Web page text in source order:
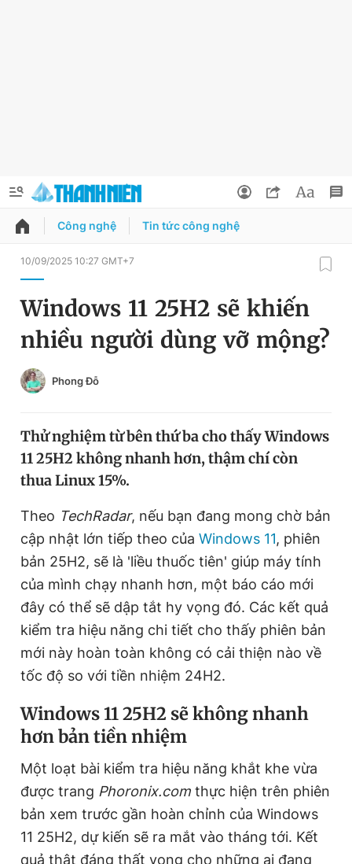
QUẢNG CÁO ĐẶT BÁO
Chuyên mục
Chuyên mục khác
Tin thị trường Tin 360
Sản phẩm khác
Tiện ích Bạn cần biết
Thông tin tòa soạn Liên hệ quảng cáo
Đọc Thanh Niên trên điện thoại
Theo dõi báo trên
Đổi mật khẩu
Tin đã lưu
Tin đã xem
Đăng xuất
Công nghệ Tin tức công nghệ
10/09/2025 10:27 GMT+7
Windows 11 25H2 sẽ khiến
nhiều người dùng vỡ mộng?
Phong Đỗ
Thử nghiệm từ bên thứ ba cho thấy Windows
11 25H2 không nhanh hơn, thậm chí còn
thua Linux 15%.
Theo TechRadar, nếu bạn đang mong chờ bản
cập nhật lớn tiếp theo của Windows 11, phiên
bản 25H2, sẽ là 'liều thuốc tiên' giúp máy tính
của mình chạy nhanh hơn, một báo cáo mới
đây có thể sẽ dập tắt hy vọng đó. Các kết quả
kiểm tra hiệu năng chi tiết cho thấy phiên bản
mới này hoàn toàn không có cải thiện nào về
tốc độ so với tiền nhiệm 24H2.
Windows 11 25H2 sẽ không nhanh
hơn bản tiền nhiệm
Một loạt bài kiểm tra hiệu năng khắt khe vừa
được trang Phoronix.com thực hiện trên phiên
bản xem trước gần hoàn chỉnh của Windows
11 25H2, dự kiến sẽ ra mắt vào tháng tới. Kết
quả thật đáng thất vọng cho những ai đang